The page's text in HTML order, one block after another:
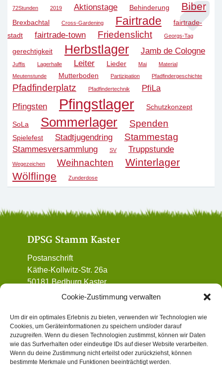
Cookie-Zustimmung verwalten
Um dir ein optimales Erlebnis zu bieten, verwenden wir Technologien wie
Cookies, um Geräteinformationen zu speichern und/oder darauf
zuzugreifen. Wenn du diesen Technologien zustimmst, können wir Daten
wie das Surfverhalten oder eindeutige IDs auf dieser Website verarbeiten.
Wenn du deine Zustimmung nicht erteilst oder zurückziehst, können
bestimmte Merkmale und Funktionen beeinträchtigt werden.
72Stunden 2019 Aktionstage Behinderung Biber
Brexbachtal Cross-Gardening Fairtrade
fairtrade-
stadt
fairtrade-town Friedenslicht Georgs-Tag
gerechtigkeit Herbstlager Jamb de Cologne
Juffis Lagerhalle Leiter Lieder Mai
Material
Meutenstunde
Mutterboden Partizipation Pfadfindergeschichte
Pfadfinderplatz Pfadfindertechnik
PfiLa
Pfingsten
Pfingstlager Schutzkonzept
SoLa Sommerlager Spenden
Spielefest Stadtjugendring Stammestag
Stammesversammlung SV Truppstunde
Wegezeichen Weihnachten
Winterlager
Wölflinge
Zunderdose
DPSG Stamm Kaster
Postanschrift
Käthe-Kollwitz-Str. 26a
50181 Bedburg Kaster
01 72 / 90 32 962
Informatives
Datenschutz